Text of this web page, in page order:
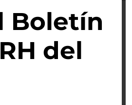
Boletín
del